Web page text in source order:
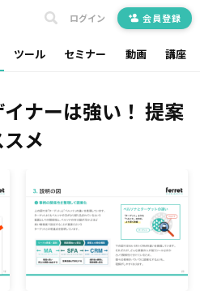
ツール セミナー 動画 講座
ログイン 会員登録
ナーは強い！ 提案
メ